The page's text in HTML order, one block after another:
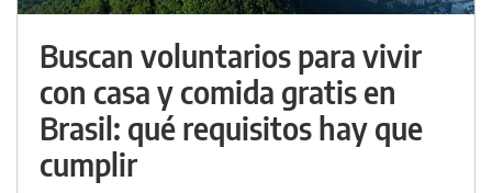
Buscan voluntarios para vivir
con casa y comida gratis en
Brasil: qué requisitos hay que
cumplir